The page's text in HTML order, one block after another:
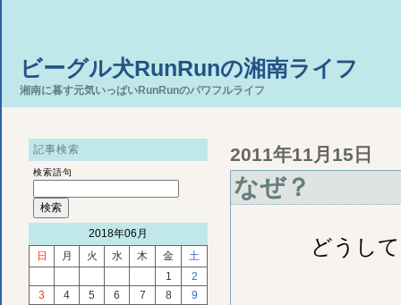
ビーグル犬RunRunの湘南ライフ
湘南に暮す元気いっぱいRunRunのパワフルライフ
記事検索
検索語句
2018年06月
日
月 火 水 木 金
土
1
2
3
4 5 6 7 8
9
2011年11月15日
なぜ？
どうし